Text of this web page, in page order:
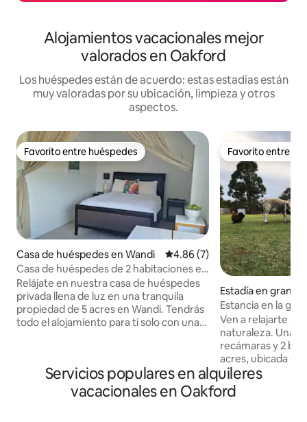
Alojamientos vacacionales mejor
valorados en Oakford
Los huéspedes están de acuerdo: estas estadías están
muy valoradas por su ubicación, limpieza y otros
aspectos.
Favorito entre huéspedes
Favorito entre huéspedes
Casa de huéspedes en Wandi Calificación promedio: 4.86
4.86 (7)
Casa de huéspedes de 2 habitaciones en
The Ranch
Relájate en nuestra casa de huéspedes
privada llena de luz en una tranquila
propiedad de 5 acres en Wandi. Tendrás
todo el alojamiento para ti solo con una
habitación con dos camas individuales.
Disfruta de una acogedora sala de estar,
un amplio baño en la planta superior y tu
Favorito entre
Favorito entre
Estadía en granja
d
Estancia en la
Ven a relajarte e
naturaleza. Una
recámaras y 2
acres, ubicada en
de la ciudad de
tranquilidad del
comodidad de
Servicios populares en alquileres
vacacionales en Oakford